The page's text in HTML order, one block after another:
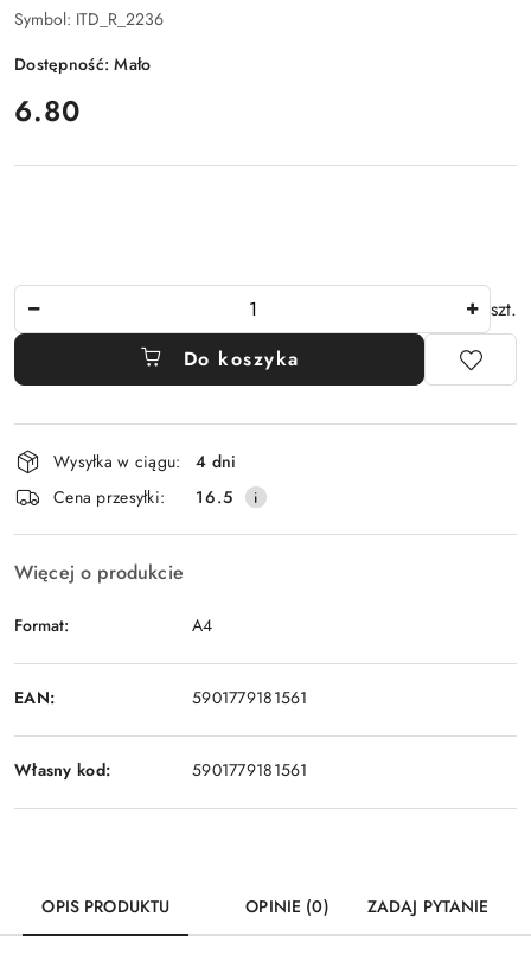
Symbol: ITD_R_2236
Dostępność:Mało
cena:
6.80
szt.
Do koszyka
Dostępność
i
dostawa
Wysyłka w ciągu:
4 dni
Cena przesyłki:
16.5
Więcej o produkcie
Format: A4
EAN: 5901779181561
Własny kod: 5901779181561
OPIS PRODUKTU OPINIE (0) ZADAJ PYTANIE